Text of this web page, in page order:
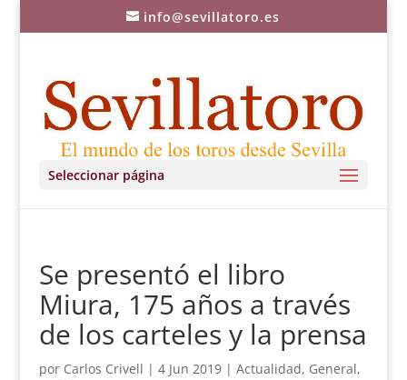
info@sevillatoro.es
Seleccionar página
Se presentó el libro
Miura, 175 años a través
de los carteles y la prensa
por Carlos Crivell | 4 Jun 2019| Actualidad, General,